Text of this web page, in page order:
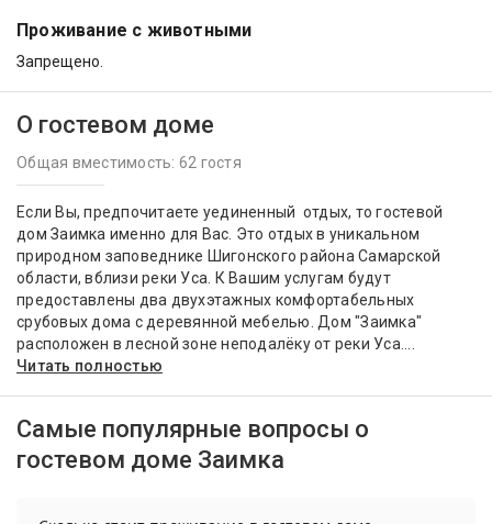
Проживание с животными
Запрещено.
О гостевом доме
Общая вместимость: 62 гостя
Если Вы, предпочитаете уединенный отдых, то гостевой
дом Заимка именно для Вас. Это отдых в уникальном
природном заповеднике Шигонского района Самарской
области, вблизи реки Уса. К Вашим услугам будут
предоставлены два двухэтажных комфортабельных
срубовых дома с деревянной мебелью. Дом "Заимка"
расположен в лесной зоне неподалёку от реки Уса....
Читать полностью
Самые популярные вопросы о
гостевом доме Заимка